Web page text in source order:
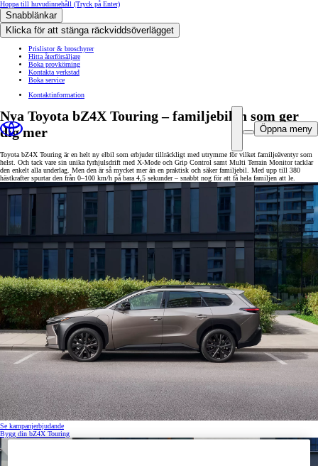
Hoppa till huvudinnehåll (Tryck på Enter)
Snabblänkar
Klicka för att stänga räckviddsöverlägget
Prislistor & broschyrer
Hitta återförsäljare
Boka provkörning
Kontakta verkstad
Boka service
Kontaktinformation
Öppna meny
Nya Toyota bZ4X Touring – familjebilen som ger
dig mer
Toyota bZ4X Touring är en helt ny elbil som erbjuder tillräckligt med utrymme för vilket familjeäventyr som
helst. Och tack vare sin unika fyrhjulsdrift med X-Mode och Grip Control samt Multi Terrain Monitor tacklar
den enkelt alla underlag. Men den är så mycket mer än en praktisk och säker familjebil. Med upp till 380
hästkrafter spurtar den från 0–100 km/h på bara 4,5 sekunder – snabbt nog för att få hela familjen att le.
Se kampanjerbjudande
Bygg din bZ4X Touring